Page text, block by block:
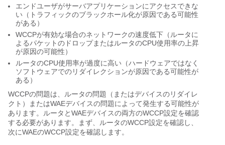
エンドユーザがサーバアプリケーションにアクセスできな
い（トラフィックのブラックホール化が原因である可能性
がある）
WCCPが有効な場合のネットワークの速度低下（ルータに
よるパケットのドロップまたはルータのCPU使用率の上昇
が原因の可能性）
ルータのCPU使用率が過度に高い（ハードウェアではなく
ソフトウェアでのリダイレクションが原因である可能性が
ある）
WCCPの問題は、ルータの問題（またはデバイスのリダイレ
クト）またはWAEデバイスの問題によって発生する可能性が
あります。ルータとWAEデバイスの両方のWCCP設定を確認
する必要があります。まず、ルータのWCCP設定を確認し、
次にWAEのWCCP設定を確認します。